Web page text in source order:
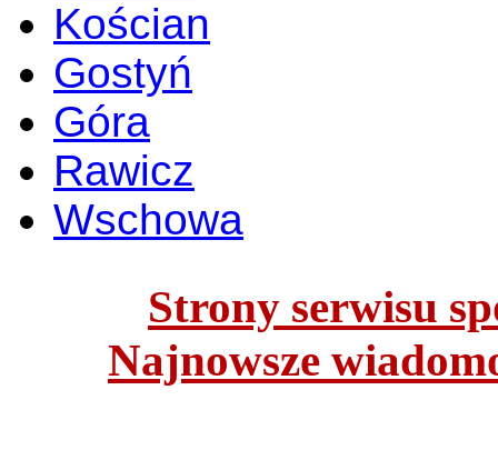
Kościan
Gostyń
Góra
Rawicz
Wschowa
Strony serwisu
Najnowsze